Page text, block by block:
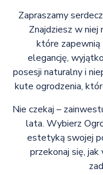
Zapraszamy
Znajdziesz w niej
które
elegancję,
posesji naturalny i
kute ogrodzenia,
Nie czekaj –
lata. Wybierz
estetyką swojej
przekonaj się,